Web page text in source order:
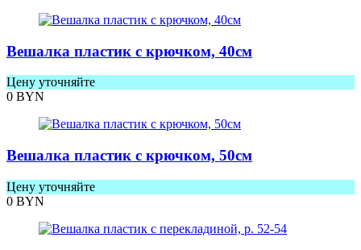
Вешалка пластик с крючком, 40см
Цену уточняйте
0 BYN
Вешалка пластик с крючком, 50см
Цену уточняйте
0 BYN